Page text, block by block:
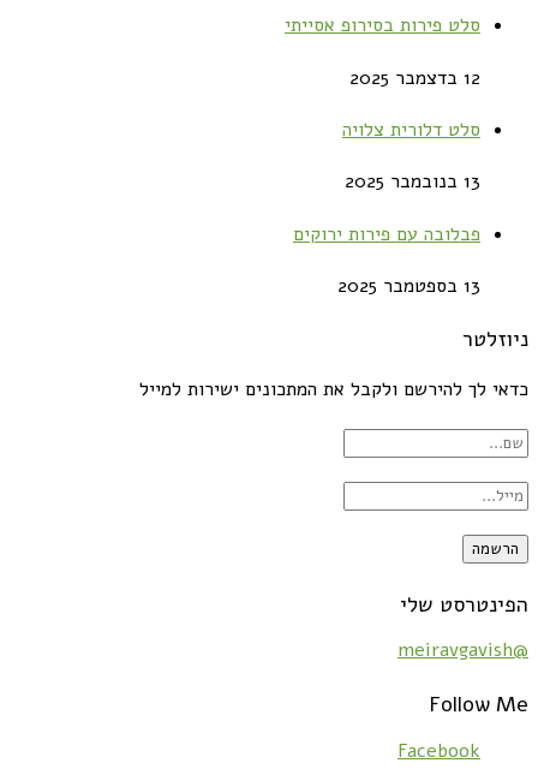
סלט פירות בסירופ אסייתי
12 בדצמבר 2025
סלט דלורית צלויה
13 בנובמבר 2025
פבלובה עם פירות ירוקים
13 בספטמבר 2025
ניוזלטר
כדאי לך להירשם ולקבל את המתכונים ישירות למייל
הפינטרסט שלי
@meiravgavish
Follow Me
Facebook